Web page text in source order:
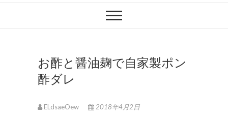
c
n
お酢と醤油麹で自家製ポン
酢ダレ
ELdsaeOew 2018年4月2日